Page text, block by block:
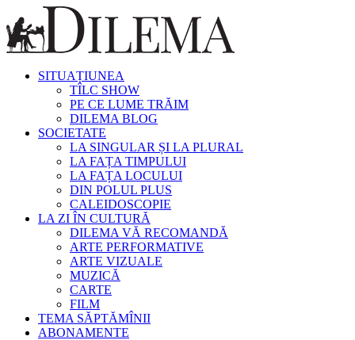
SITUAȚIUNEA
TÎLC SHOW
PE CE LUME TRĂIM
DILEMA BLOG
SOCIETATE
LA SINGULAR ȘI LA PLURAL
LA FAȚA TIMPULUI
LA FAȚA LOCULUI
DIN POLUL PLUS
CALEIDOSCOPIE
LA ZI ÎN CULTURĂ
DILEMA VĂ RECOMANDĂ
ARTE PERFORMATIVE
ARTE VIZUALE
MUZICĂ
CARTE
FILM
TEMA SĂPTĂMÎNII
ABONAMENTE